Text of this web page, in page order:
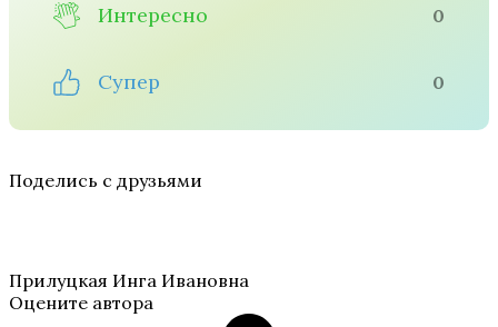
Интересно 0
Супер 0
Поделись с друзьями
Прилуцкая Инга Ивановна
Оцените автора